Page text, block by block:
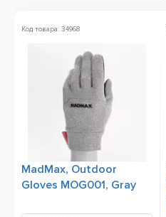
Код товара: 34968
MadMax, Outdoor
Gloves MOG001, Gray